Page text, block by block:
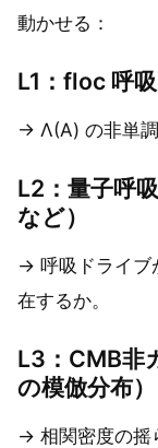
動かせる：
L1：floc 呼
→ Λ(A) の非単調
L2：量子呼
など）
→ 呼吸ドライブ
在するか。
L3：CMB非
の模倣分布）
→ 相関密度の摇